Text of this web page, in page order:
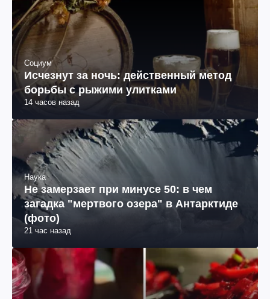
Социум
Исчезнут за ночь: действенный метод
борьбы с рыжими улитками
14 часов назад
Наука
Не замерзает при минусе 50: в чем
загадка "мертвого озера" в Антарктиде
(фото)
21 час назад